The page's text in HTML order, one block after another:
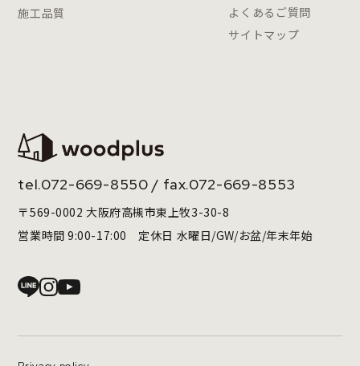
施工品質
よくあるご質問
サイトマップ
tel.072-669-8550 / fax.072-669-8553
〒569-0002 大阪府高槻市東上牧3-30-8
営業時間 9:00-17:00 定休日 水曜日/GW/お盆/年末年始